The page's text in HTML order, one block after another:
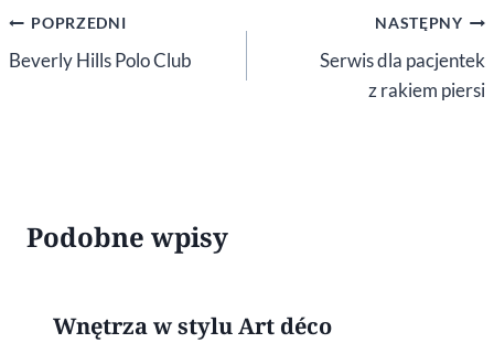
Nawigacja
wpisu
POPRZEDNI
Beverly Hills Polo Club
NASTĘPNY
Serwis dla pacjentek
z rakiem piersi
Podobne wpisy
Wnętrza w stylu Art déco